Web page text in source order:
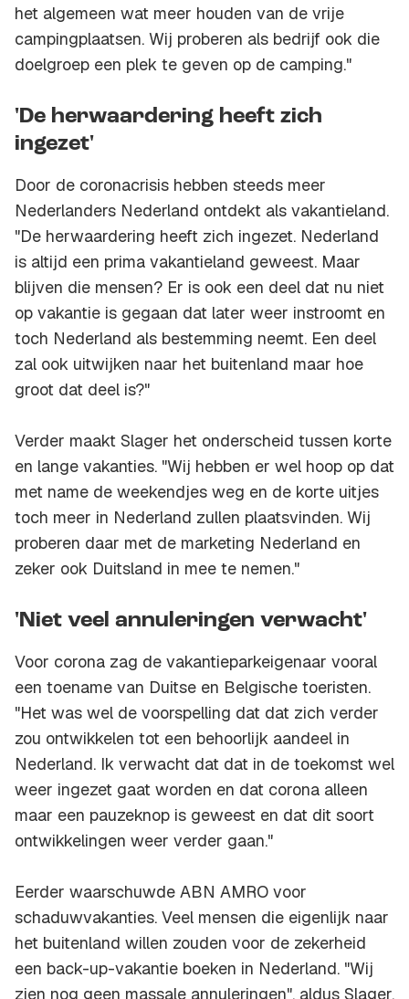
het algemeen wat meer houden van de vrije
campingplaatsen. Wij proberen als bedrijf ook die
doelgroep een plek te geven op de camping."
'De herwaardering heeft zich
ingezet'
Door de coronacrisis hebben steeds meer
Nederlanders Nederland ontdekt als vakantieland.
"De herwaardering heeft zich ingezet. Nederland
is altijd een prima vakantieland geweest. Maar
blijven die mensen? Er is ook een deel dat nu niet
op vakantie is gegaan dat later weer instroomt en
toch Nederland als bestemming neemt. Een deel
zal ook uitwijken naar het buitenland maar hoe
groot dat deel is?"
Verder maakt Slager het onderscheid tussen korte
en lange vakanties. "Wij hebben er wel hoop op dat
met name de weekendjes weg en de korte uitjes
toch meer in Nederland zullen plaatsvinden. Wij
proberen daar met de marketing Nederland en
zeker ook Duitsland in mee te nemen."
'Niet veel annuleringen verwacht'
Voor corona zag de vakantieparkeigenaar vooral
een toename van Duitse en Belgische toeristen.
"Het was wel de voorspelling dat dat zich verder
zou ontwikkelen tot een behoorlijk aandeel in
Nederland. Ik verwacht dat dat in de toekomst wel
weer ingezet gaat worden en dat corona alleen
maar een pauzeknop is geweest en dat dit soort
ontwikkelingen weer verder gaan."
Eerder waarschuwde ABN AMRO voor
schaduwvakanties. Veel mensen die eigenlijk naar
het buitenland willen zouden voor de zekerheid
een back-up-vakantie boeken in Nederland. "Wij
zien nog geen massale annuleringen", aldus Slager.